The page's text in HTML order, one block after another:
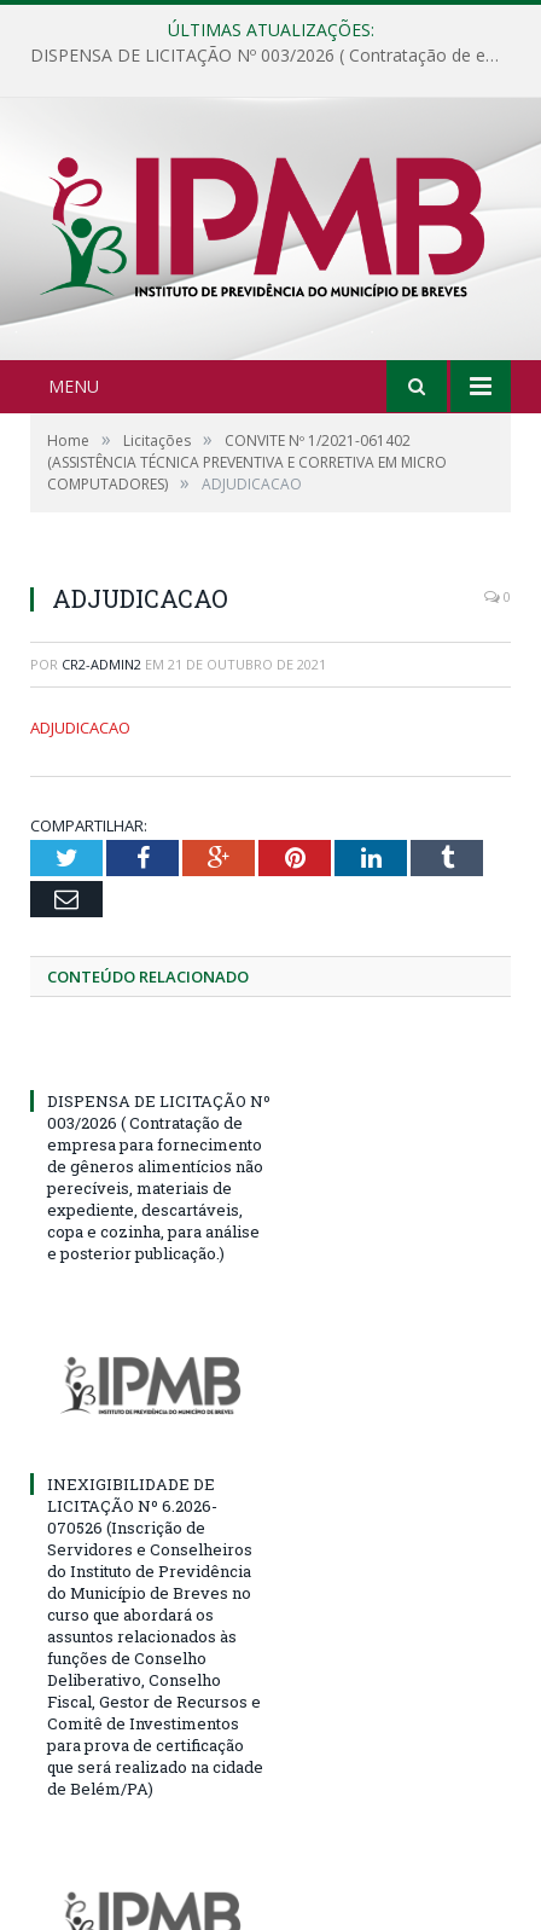
ÚLTIMAS ATUALIZAÇÕES:
DISPENSA DE LICITAÇÃO Nº 003/2026 ( Contratação de empresa para fornecimento de gêneros alimentícios não perecíveis, materiais de expediente, descartáveis, copa e cozinha, para análise e posterior publicação.)
MENU
Home » Licitações »
CONVITE Nº 1/2021-061402
(ASSISTÊNCIA TÉCNICA PREVENTIVA E CORRETIVA EM MICRO
COMPUTADORES) » ADJUDICACAO
ADJUDICACAO 0
POR CR2-ADMIN2 EM 21 DE OUTUBRO DE 2021
ADJUDICACAO
COMPARTILHAR:
TwitterFacebookGoogle+PinterestLinkedInTumblr
Email
CONTEÚDO RELACIONADO
DISPENSA DE LICITAÇÃO Nº
003/2026 ( Contratação de
empresa para fornecimento
de gêneros alimentícios não
perecíveis, materiais de
expediente, descartáveis,
copa e cozinha, para análise
e posterior publicação.)
INEXIGIBILIDADE DE
LICITAÇÃO Nº 6.2026-
070526 (Inscrição de
Servidores e Conselheiros
do Instituto de Previdência
do Município de Breves no
curso que abordará os
assuntos relacionados às
funções de Conselho
Deliberativo, Conselho
Fiscal, Gestor de Recursos e
Comitê de Investimentos
para prova de certificação
que será realizado na cidade
de Belém/PA)